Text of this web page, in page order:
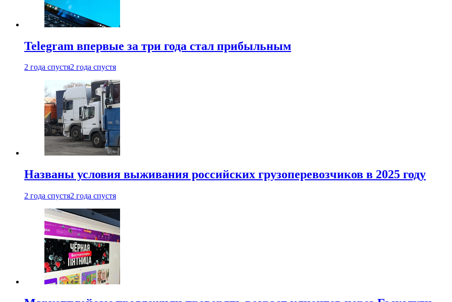
Telegram впервые за три года стал прибыльным
2 года спустя2 года спустя
Названы условия выживания российских грузоперевозчиков в 2025 году
2 года спустя2 года спустя